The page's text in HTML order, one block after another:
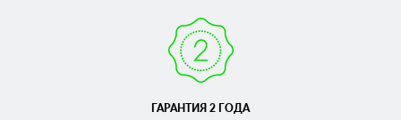
ГАРАНТИЯ 2 ГОДА